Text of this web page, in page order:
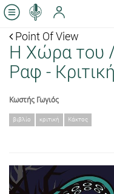
Point Of View
Η Χώρα του
Ραφ - Κριτική
Κωστής Γωγιός
βιβλίο κριτική Κάκτος